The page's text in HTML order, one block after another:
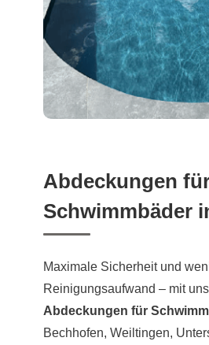
Abdeckungen
Schwimmbäder
Maximale Sicherheit und
Reinigungsaufwand – mit
Abdeckungen für
Bechhofen, Weiltingen,